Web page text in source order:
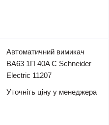
Автоматичний вимикач
ВА63 1П 40A C Schneider
Electric 11207
Уточніть ціну у менеджера